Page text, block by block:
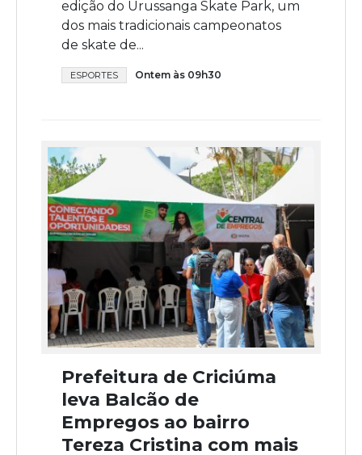
edição do Urussanga Skate Park, um
dos mais tradicionais campeonatos
de skate de...
ESPORTES Ontem às 09h30
Prefeitura de Criciúma
leva Balcão de
Empregos ao bairro
Tereza Cristina com mais